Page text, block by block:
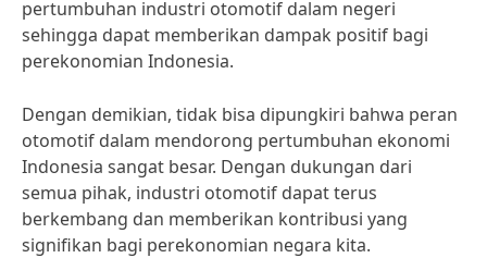
pertumbuhan industri otomotif dalam negeri
sehingga dapat memberikan dampak positif bagi
perekonomian Indonesia.
Dengan demikian, tidak bisa dipungkiri bahwa peran
otomotif dalam mendorong pertumbuhan ekonomi
Indonesia sangat besar. Dengan dukungan dari
semua pihak, industri otomotif dapat terus
berkembang dan memberikan kontribusi yang
signifikan bagi perekonomian negara kita.